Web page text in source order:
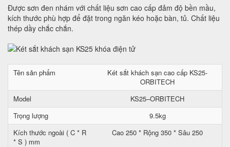
Được sơn đen nhám với chất liệu sơn cao cấp đảm độ bền mầu,
kích thước phù hợp để đặt trong ngăn kéo hoặc bàn, tủ. Chất liệu
thép dầy chắc chắn.
Tên sản phẩm
Két sắt khách sạn cao cấp KS25-
ORBITECH
Model
KS25–ORBITECH
Trọng lượng
9.5kg
Kích thước ngoài ( C * R
* S ) mm
Cao 250 * Rộng 350 * Sâu 250